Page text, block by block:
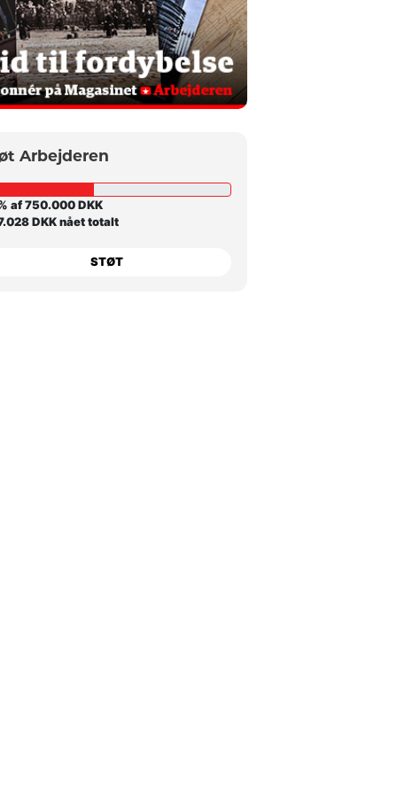
Arbejderen
af 750.000 DKK
DKK nået totalt
STØT